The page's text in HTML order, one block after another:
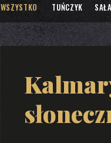
WSZYSTKO TUŃCZYK